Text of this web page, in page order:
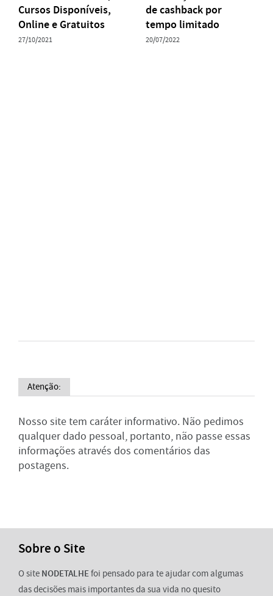
Cursos Disponíveis,
Online e Gratuitos
27/10/2021
de cashback por
tempo limitado
20/07/2022
Atenção:
Nosso site tem caráter informativo. Não pedimos
qualquer dado pessoal, portanto, não passe essas
informações através dos comentários das
postagens.
Sobre o Site
O site NODETALHEfoi pensado para te ajudar com algumas
das decisões mais importantes da sua vida no quesito